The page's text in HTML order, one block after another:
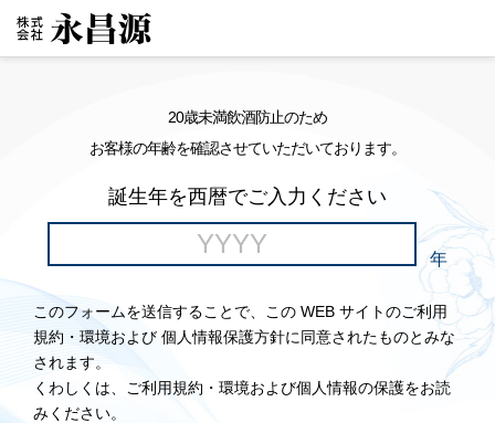
20歳未満飲酒防止のため
お客様の年齢を確認させていただいております。
誕生年を西暦でご入力ください
年
このフォームを送信することで、この WEB サイトのご利用
規約・環境および 個人情報保護方針に同意されたものとみな
されます。
くわしくは、ご利用規約・環境および個人情報の保護をお読
みください。